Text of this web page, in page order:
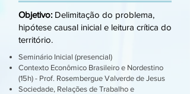
Objetivo: Delimitação do problema,
hipótese causal inicial e leitura crítica do
território.
Seminário Inicial (presencial)
Contexto Econômico Brasileiro e Nordestino
(15h) - Prof. Rosembergue Valverde de Jesus
Sociedade, Relações de Trabalho e